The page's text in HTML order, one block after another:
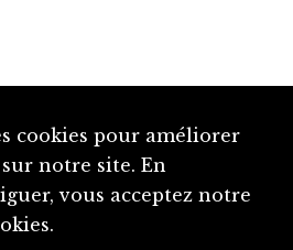
cookies pour améliorer
notre site. En
vous acceptez notre